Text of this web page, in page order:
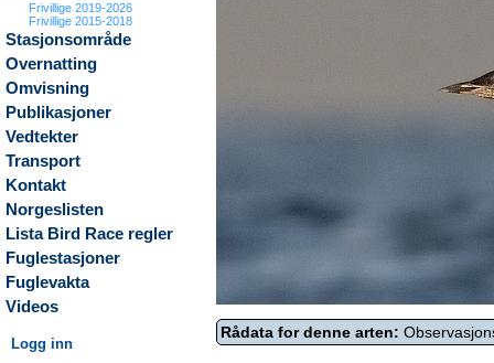
Frivillige 2019-2026
Frivillige 2015-2018
Stasjonsområde
Overnatting
Omvisning
Publikasjoner
Vedtekter
Transport
Kontakt
Norgeslisten
Lista Bird Race regler
Fuglestasjoner
Fuglevakta
Videos
Logg inn
Rådata for denne arten: